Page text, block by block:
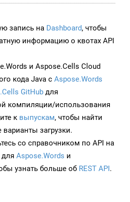
запись на Dashboard, чтобы
информацию о квотах API
и Aspose.Cells Cloud
кода Java с Aspose.Words
GitHub для
компиляции/использования
к выпускам, чтобы найти
варианты загрузки.
со справочником по API на
Aspose.Words и
узнать больше об REST API.